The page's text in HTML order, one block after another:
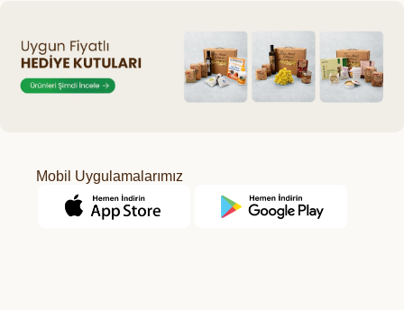
Mobil Uygulamalarımız